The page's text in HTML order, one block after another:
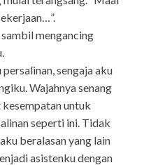
mengancing
sengaja aku
Wajahnya senang
untuk
seperti ini. Tidak
beralasan yang lain
asistenku dengan